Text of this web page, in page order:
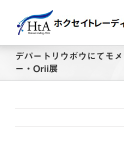
content
デパートリウボウにてモ
ー・Orii展